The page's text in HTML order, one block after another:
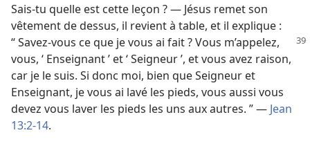
Sais-​tu quelle est cette leçon ? — Jésus remet son
vêtement de dessus, il revient à table, et il explique :
“ Savez-​vous ce que je vous ai fait ? Vous m’appelez,
vous, ‘ Enseignant ’ et ‘ Seigneur ’, et vous avez raison,
car je le suis. Si donc moi, bien que Seigneur et
Enseignant, je vous ai lavé les pieds, vous aussi vous
devez vous laver les pieds les uns aux autres. ” — Jean
13:2-14.